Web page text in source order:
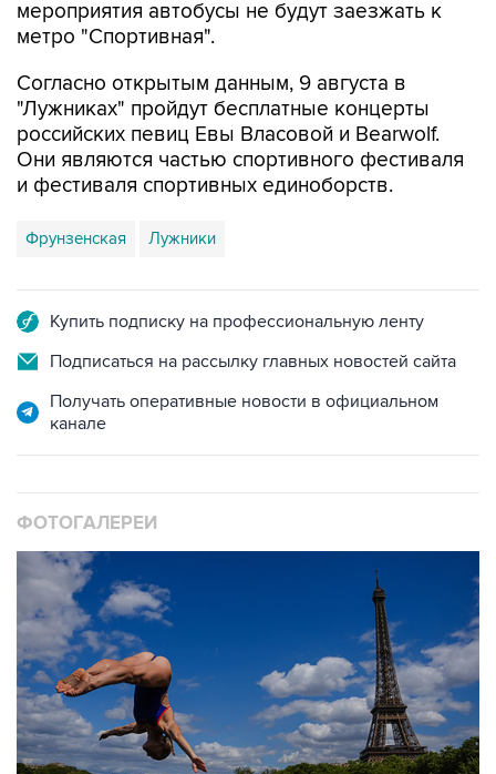
мероприятия автобусы не будут заезжать к
метро "Спортивная".
Согласно открытым данным, 9 августа в
"Лужниках" пройдут бесплатные концерты
российских певиц Евы Власовой и Bearwolf.
Они являются частью спортивного фестиваля
и фестиваля спортивных единоборств.
Фрунзенская Лужники
Купить подписку на профессиональную ленту
Подписаться на рассылку главных новостей сайта
Получать оперативные новости в официальном
канале
ФОТОГАЛЕРЕИ